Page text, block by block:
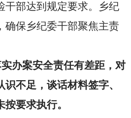
干部达到规定要求。乡纪
确保乡纪委干部聚焦主责
办案安全责任有差距，对
不足，谈话材料签字、
要求执行。